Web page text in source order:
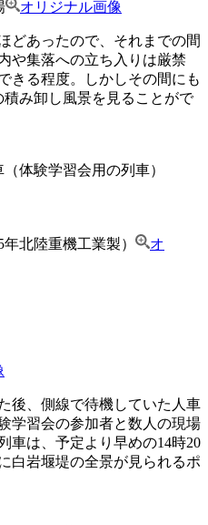
オリジナル画像
どあったので、それまでの間
や集落への立ち入りは厳禁
きる程度。しかしその間にも
み卸し風景を見ることがで
体験学習会用の列車）
北陸重機工業製）
オ
後、側線で待機していた人車
学習会の参加者と数人の現場
車は、予定より早めの14時20
白岩堰堤の全景が見られるポ